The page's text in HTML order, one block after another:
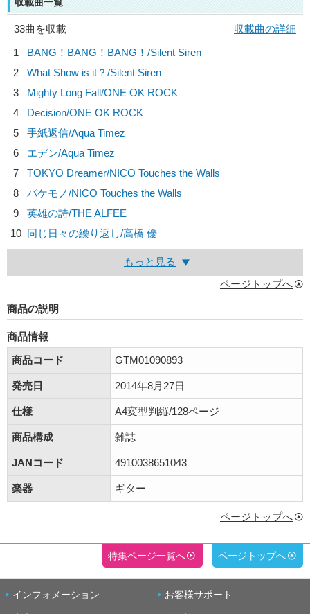
33曲を収載
収載曲の詳細
1
BANG！BANG！BANG！/Silent Siren
2
What Show is it？/Silent Siren
3
Mighty Long Fall/ONE OK ROCK
4
Decision/ONE OK ROCK
5
手紙返信/Aqua Timez
6
エデン/Aqua Timez
7
TOKYO Dreamer/NICO Touches the Walls
8
バケモノ/NICO Touches the Walls
9
英雄の詩/THE ALFEE
10 同じ日々の繰り返し/高橋 優
もっと見る
ページトップへ
商品の説明
商品情報
商品コード
GTM01090893
発売日 2014年8月27日
仕様 A4変型判縦/128ページ
商品構成 雑誌
JANコード 4910038651043
楽器 ギター
ページトップへ
特集ページ一覧へ ページトップへ
インフォメーション お客様サポート